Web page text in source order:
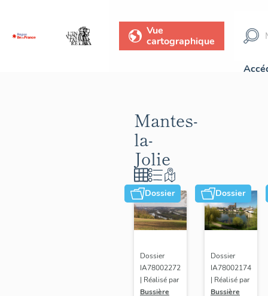
Vue
cartographique
Mantes-
la-
Jolie
Dossier
Dossier
IA78002272
| Réalisé par
Bussière
Dossier
Dossier
IA78002174
| Réalisé par
Bussière